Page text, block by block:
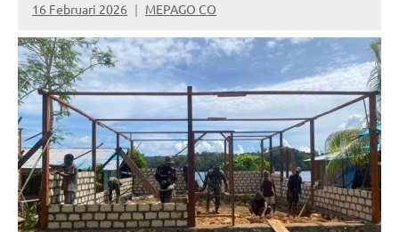
16 Februari 2026 MEPAGO CO
No
comments